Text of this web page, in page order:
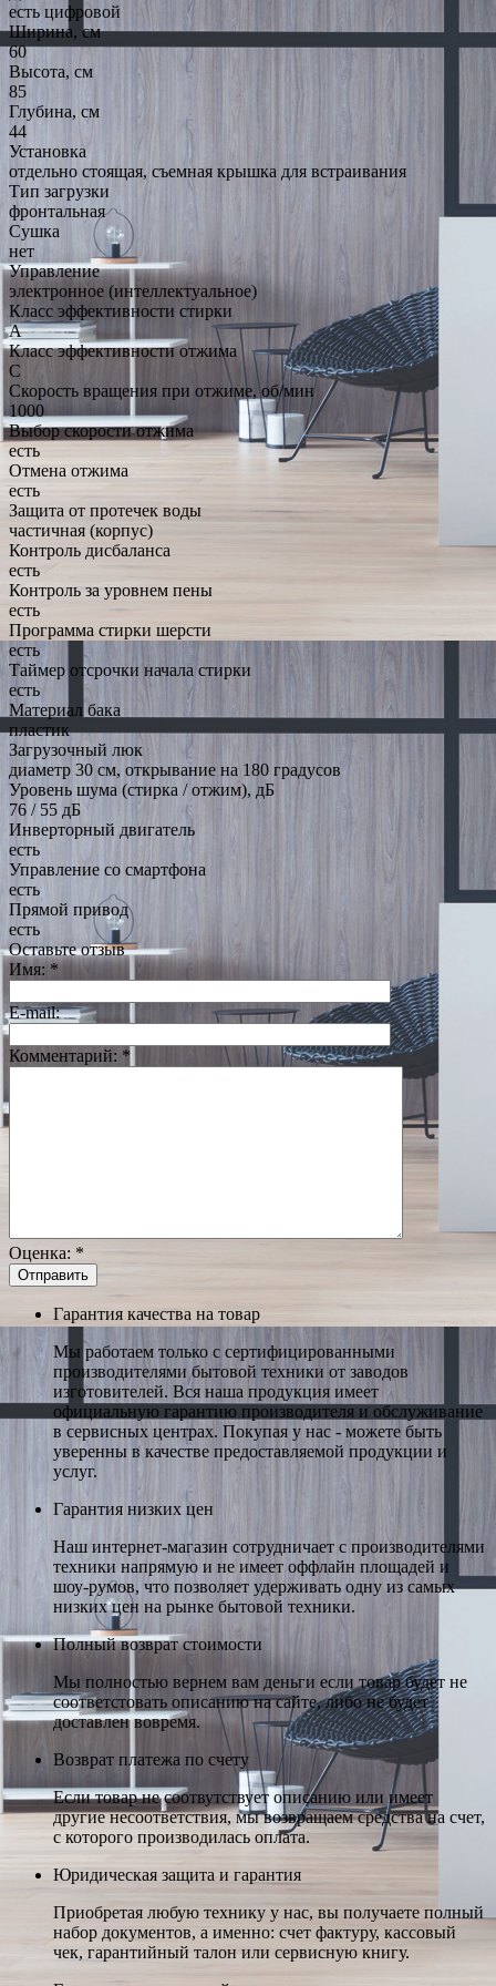
есть цифровой
Ширина, см
60
Высота, см
85
Глубина, см
44
Установка
отдельно стоящая, съемная крышка для встраивания
Тип загрузки
фронтальная
Сушка
нет
Управление
электронное (интеллектуальное)
Класс эффективности стирки
A
Класс эффективности отжима
C
Скорость вращения при отжиме, об/мин
1000
Выбор скорости отжима
есть
Отмена отжима
есть
Защита от протечек воды
частичная (корпус)
Контроль дисбаланса
есть
Контроль за уровнем пены
есть
Программа стирки шерсти
есть
Таймер отсрочки начала стирки
есть
Материал бака
пластик
Загрузочный люк
диаметр 30 см, открывание на 180 градусов
Уровень шума (стирка / отжим), дБ
76 / 55 дБ
Инверторный двигатель
есть
Управление со смартфона
есть
Прямой привод
есть
Оставьте отзыв
Имя:*
E-mail:
Комментарий: *
Оценка: *
Гарантия качества на товар
Мы работаем только с сертифицированными
производителями бытовой техники от заводов
изготовителей. Вся наша продукция имеет
официальную гарантию производителя и обслуживание
в сервисных центрах. Покупая у нас - можете быть
уверенны в качестве предоставляемой продукции и
услуг.
Гарантия низких цен
Наш интернет-магазин сотрудничает с производителями
техники напрямую и не имеет оффлайн площадей и
шоу-румов, что позволяет удерживать одну из самых
низких цен на рынке бытовой техники.
Полный возврат стоимости
Мы полностью вернем вам деньги если товар будет не
соответстовать описанию на сайте, либо не будет
доставлен вовремя.
Возврат платежа по счету
Если товар не соотвутствует описанию или имеет
другие несоответствия, мы возвращаем средства на счет,
с которого производилась оплата.
Юридическая защита и гарантия
Приобретая любую технику у нас, вы получаете полный
набор документов, а именно: счет фактуру, кассовый
чек, гарантийный талон или сервисную книгу.